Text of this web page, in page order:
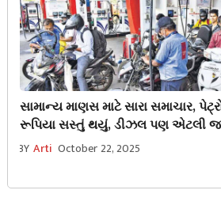
સામાન્ય માણસ માટે સારા સમાચાર,
રૂપિયા સસ્તું થયું, ડીઝલ પણ એટલી
થયું.
BY Arti October 22, 2025